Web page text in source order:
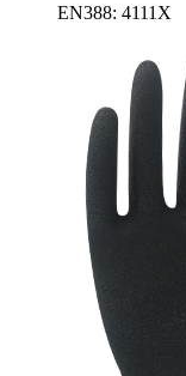
EN388: 4111X